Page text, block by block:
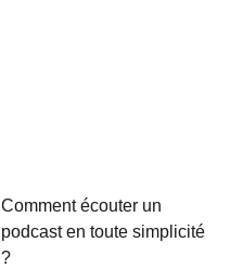
Comment écouter un
podcast en toute simplicité
?